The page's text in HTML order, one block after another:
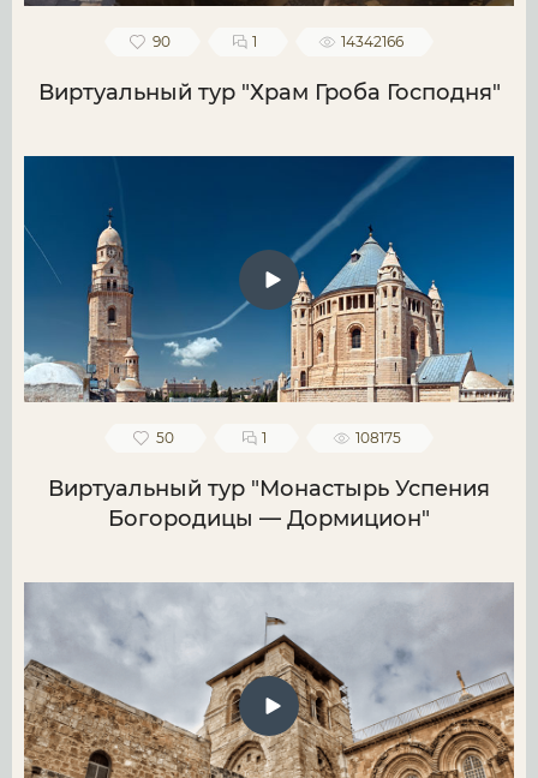
90 1 14342166
Виртуальный тур "Храм Гроба Господня"
50 1 108175
Виртуальный тур "Монастырь Успения
Богородицы — Дормицион"